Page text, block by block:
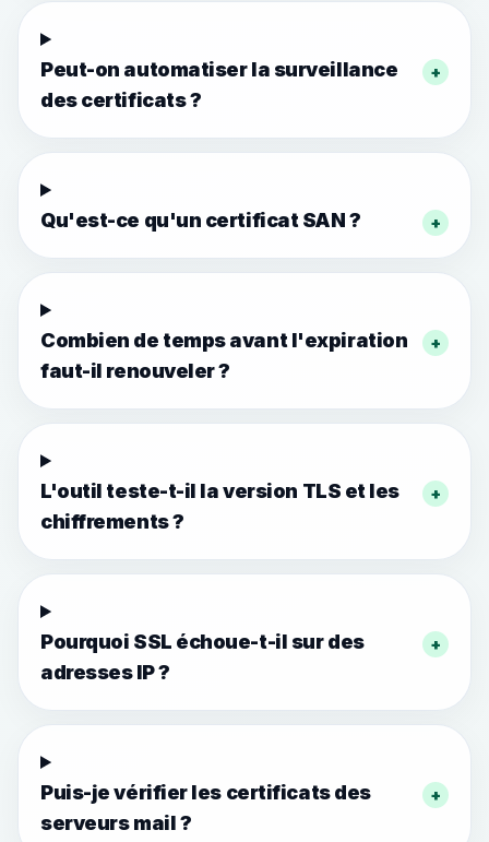
Peut-on automatiser la surveillance
des certificats ?
+
Qu'est-ce qu'un certificat SAN ? +
Combien de temps avant l'expiration
faut-il renouveler ?
+
L'outil teste-t-il la version TLS et les
chiffrements ?
+
Pourquoi SSL échoue-t-il sur des
adresses IP ?
+
Puis-je vérifier les certificats des
serveurs mail ?
+